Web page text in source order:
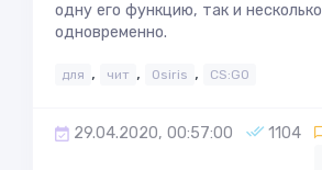
одну его функцию, так и несколько
одновременно.
для , чит , Osiris , CS:GO
29.04.2020, 00:57:00 1104